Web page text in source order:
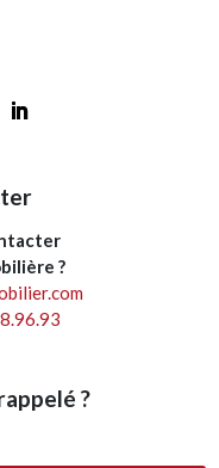
?
?